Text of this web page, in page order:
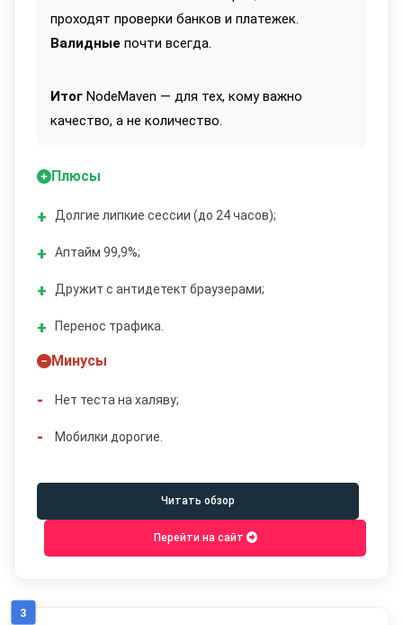
проходят проверки банков и платежек.
Валидные почти всегда.
Итог NodeMaven — для тех, кому важно
качество, а не количество.
Плюсы
Долгие липкие сессии (до 24 часов);
Аптайм 99,9%;
Дружит с антидетект браузерами;
Перенос трафика.
Минусы
Нет теста на халяву;
Мобилки дорогие.
Читать обзор
Перейти на сайт
3